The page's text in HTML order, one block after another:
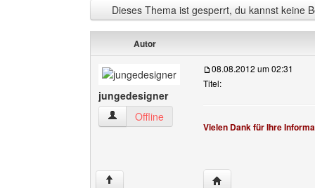
Dieses Thema ist gesperrt, du kannst keine
Autor
jungedesigner
jungedesigner Benutzer-Profile anzeigen
Offline
08.08.2012 um 02:31
Titel:
Vielen Dank für Ihre
↑ Website dieses